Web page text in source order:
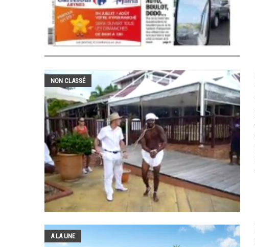
NON CLASSÉ
A LA UNE